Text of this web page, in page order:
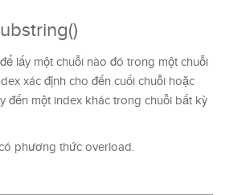
lấy một chuỗi nào đó trong một chuỗi
xác định cho đến cuối chuỗi hoặc
đến một index khác trong chuỗi bất kỳ
phương thức overload.